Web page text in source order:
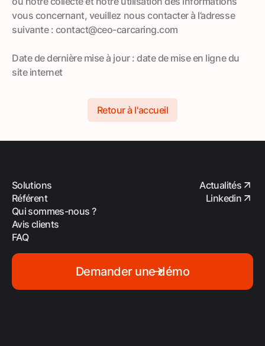
vous concernant, veuillez nous contacter à l’adresse
suivante : contact@ceo-carcaring.com
Date de dernière mise à jour : date de mise en ligne du
site internet
Retour à l'accueil
Solutions
Référent
Qui sommes-nous ?
Avis clients
FAQ
Demander une démo
Actualités
Linkedin